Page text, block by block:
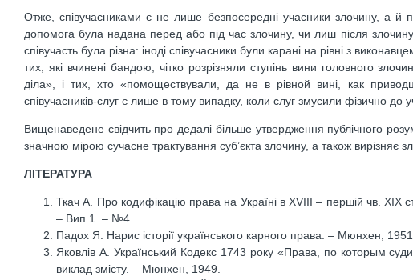
Отже, співучасниками є не лише безпосередні учасники злочину, а й
допомога була надана перед або під час злочину, чи лиш після
співучасть була різна: іноді співучасники були карані на рівні з
тих, які вчинені бандою, чітко розрізняли ступінь вини головного
діла», і тих, хто «помоществували, да не в рівной вині, как
співучасників-слуг є лише в тому випадку, коли слуг змусили фізично до
Вищенаведене свідчить про дедалі більше утвердження публічного
значною мірою сучасне трактування суб’єкта злочину, а також вирізняє
ЛІТЕРАТУРА
Ткач А. Про кодифікацію права на Україні в XVIII – першій чв. XIX
– Вип.1. – №4.
Падох Я. Нарис історії українського карного права. – Мюнхен, 1951.
Яковлів А. Український Кодекс 1743 року «Права, по которым
виклад змісту. – Мюнхен, 1949.